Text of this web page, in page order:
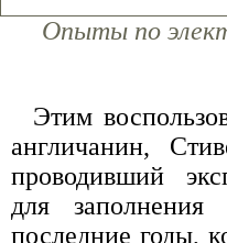
Опыты по
Этим
англичанин,
проводивший
для
последние годы,